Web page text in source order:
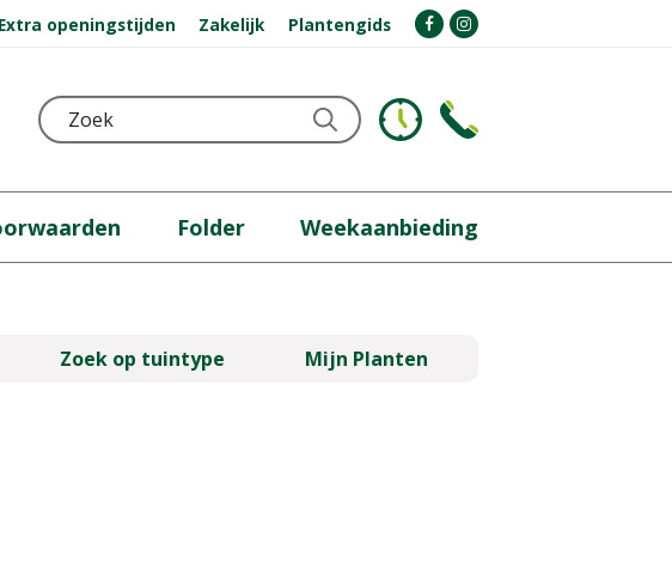
Extra openingstijden Zakelijk Plantengids
Folder Weekaanbieding
Zoek op tuintype Mijn Planten